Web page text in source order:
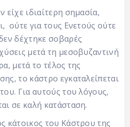
είχε ιδιαίτερη σημασία,
ούτε για τους Ενετούς ούτε
δέχτηκε σοβαρές
μετά τη μεσοβυζαντινή
μετά το τέλος της
το κάστρο εγκαταλείπεται
Για αυτούς του λόγους,
σε καλή κατάσταση.
κάτοικος του Κάστρου της